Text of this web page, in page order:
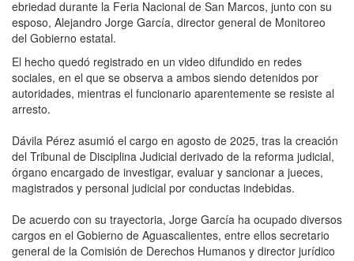
ebriedad durante la Feria Nacional de San Marcos, junto con su
esposo, Alejandro Jorge García, director general de Monitoreo
del Gobierno estatal.
El hecho quedó registrado en un video difundido en redes
sociales, en el que se observa a ambos siendo detenidos por
autoridades, mientras el funcionario aparentemente se resiste al
arresto.
Dávila Pérez asumió el cargo en agosto de 2025, tras la creación
del Tribunal de Disciplina Judicial derivado de la reforma judicial,
órgano encargado de investigar, evaluar y sancionar a jueces,
magistrados y personal judicial por conductas indebidas.
De acuerdo con su trayectoria, Jorge García ha ocupado diversos
cargos en el Gobierno de Aguascalientes, entre ellos secretario
general de la Comisión de Derechos Humanos y director jurídico